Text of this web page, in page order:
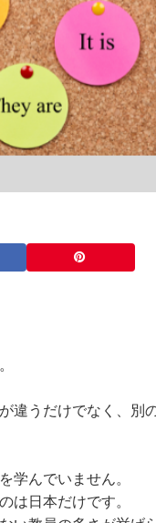
違うだけでなく、別
学んでいません。
は日本だけです。